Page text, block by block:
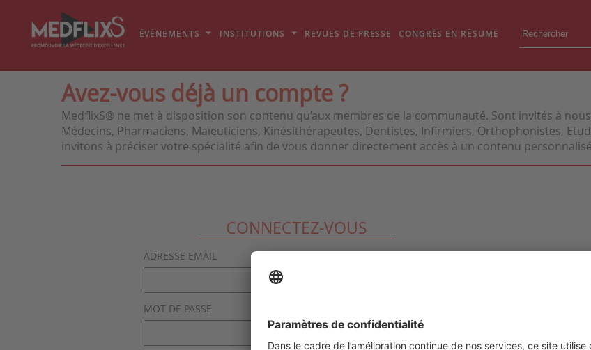
ÉVÉNEMENTS INSTITUTIONS REVUES DE PRESSE CONGRÈS EN RÉSUMÉ
Avez-vous déjà un compte ?
MedflixS® ne met à disposition son contenu qu’aux membres de la communauté. Sont invités à
Médecins, Pharmaciens, Maïeuticiens, Kinésithérapeutes, Dentistes, Infirmiers, Orthophonistes,
invitons à préciser votre spécialité afin de vous donner directement accès à un contenu
CONNECTEZ-VOUS
ADRESSE EMAIL
MOT DE PASSE